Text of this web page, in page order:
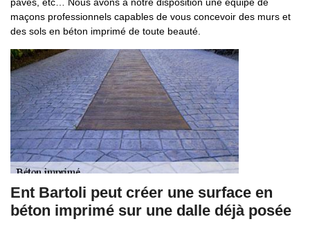
maçons professionnels capables de vous concevoir des murs et
des sols en béton imprimé de toute beauté.
Ent Bartoli peut créer une surface en
béton imprimé sur une dalle déjà posée